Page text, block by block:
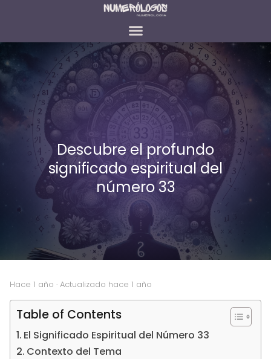
Descubre el profundo
significado espiritual del
número 33
hace 1 año · Actualizado hace 1 año
Table of Contents
El Significado Espiritual del Número 33
Contexto del Tema